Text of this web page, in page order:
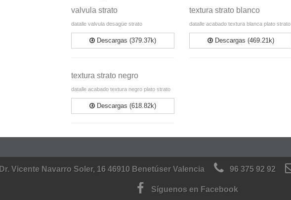
valvula strato
datalle valvula desagüe strato
Descargas (379.37k)
textura strato blanco
datalle acabado textura blanca plato strato
Descargas (469.21k)
textura strato negro
datalle acabado textura negro plato strato
Descargas (618.82k)
Dr. Vicente Navarro Soler, 16 46910 Benetúser Valencia 96 375 92 92
Síguenos en Facebook